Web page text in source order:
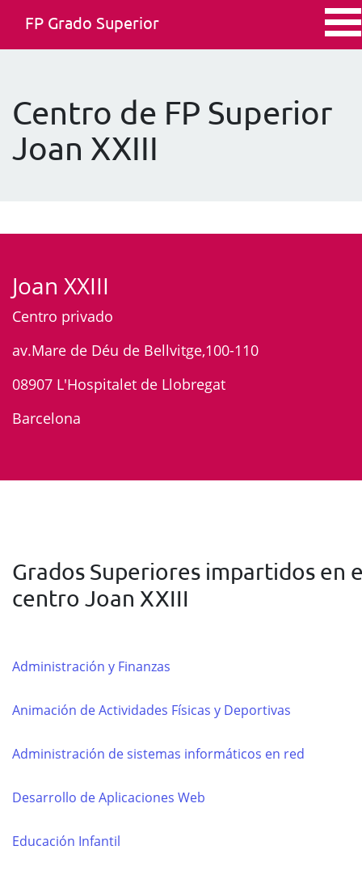
FP Grado Superior
Centro de FP Superior
Joan XXIII
Joan XXIII
Centro privado
av.Mare de Déu de Bellvitge,100-110
08907 L'Hospitalet de Llobregat
Barcelona
Grados Superiores impartidos en
centro Joan XXIII
Administración y Finanzas
Animación de Actividades Físicas y Deportivas
Administración de sistemas informáticos en red
Desarrollo de Aplicaciones Web
Educación Infantil